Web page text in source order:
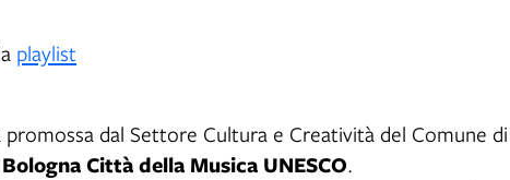
playlist
promossa dal Settore Cultura e Creatività del Comune
Bologna Città della Musica UNESCO.